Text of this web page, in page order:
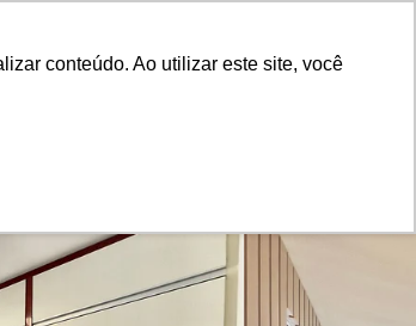
conteúdo. Ao utilizar este site, você